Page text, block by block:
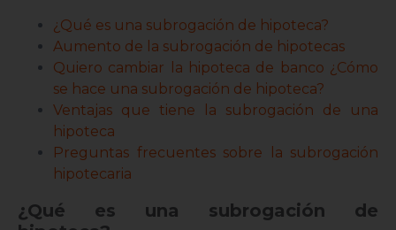
¿Qué es una subrogación de hipoteca?
Aumento de la subrogación de hipotecas
Quiero cambiar la hipoteca de banco ¿Cómo
se hace una subrogación de hipoteca?
Ventajas que tiene la subrogación de una
hipoteca
Preguntas frecuentes sobre la subrogación
hipotecaria
¿Qué es una subrogación de